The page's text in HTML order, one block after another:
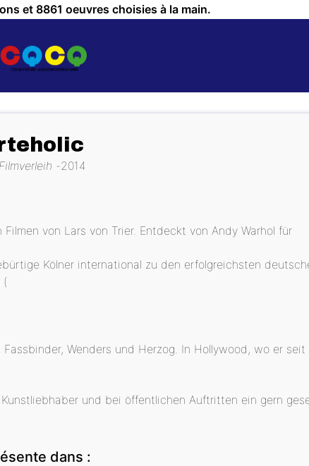
et 8861 oeuvres choisies à la main.
2014
von Lars von Trier. Entdeckt von Andy Warhol für
Kölner international zu den erfolgreichsten
(
Wenders und Herzog. In Hollywood, wo er
und bei öffentlichen Auftritten ein gern
dans :